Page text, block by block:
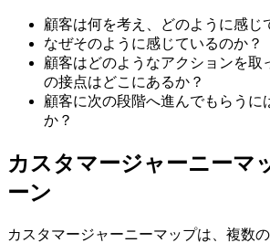
顧客は何を考え、どのように感じ
なぜそのように感じているのか？
顧客はどのようなアクションを取
の接点はどこにあるか？
顧客に次の段階へ進んでもらうに
か？
カスタマージャーニーマ
ーン
カスタマージャーニーマップは、複数